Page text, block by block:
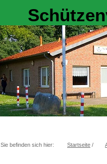
Sie befinden sich hier: Startseite /